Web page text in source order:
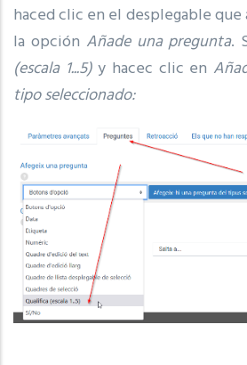
haced clic en el desplegable que
la opción Añade una pregunta.
(escala 1...5)y hacec clic en
tipo seleccionado: